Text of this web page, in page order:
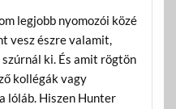
legjobb nyomozói közé
vesz észre valamit,
ki. És amit rögtön
kollégák vagy
lóláb. Hiszen Hunter